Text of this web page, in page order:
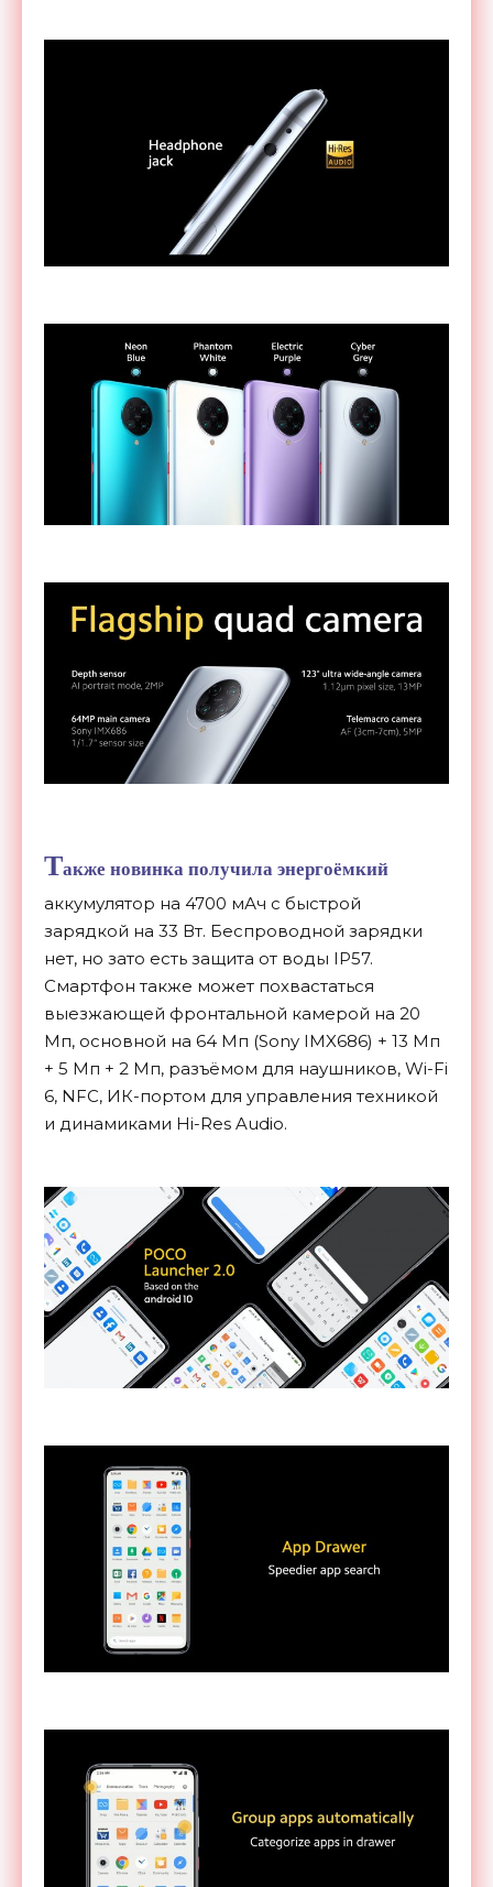
Также новинка получила энергоёмкий
аккумулятор на 4700 мАч с быстрой
зарядкой на 33 Вт. Беспроводной зарядки
нет, но зато есть защита от воды IP57.
Смартфон также может похвастаться
выезжающей фронтальной камерой на 20
Мп, основной на 64 Мп (Sony IMX686) + 13 Мп
+ 5 Мп + 2 Мп, разъёмом для наушников, Wi-Fi
6, NFC, ИК-портом для управления техникой
и динамиками Hi-Res Audio.